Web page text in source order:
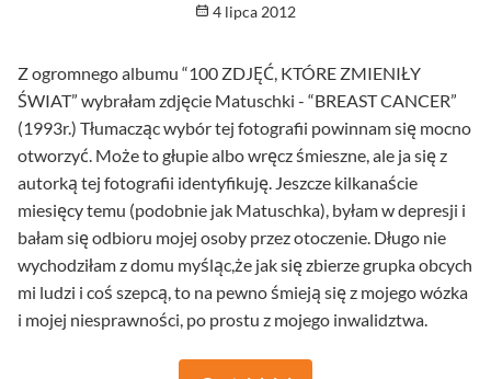
Opublikowano
4 lipca 2012
Z ogromnego albumu “100 ZDJĘĆ, KTÓRE ZMIENIŁY
ŚWIAT” wybrałam zdjęcie Matuschki - “BREAST CANCER”
(1993r.) Tłumacząc wybór tej fotografii powinnam się mocno
otworzyć. Może to głupie albo wręcz śmieszne, ale ja się z
autorką tej fotografii identyfikuję. Jeszcze kilkanaście
miesięcy temu (podobnie jak Matuschka), byłam w depresji i
bałam się odbioru mojej osoby przez otoczenie. Długo nie
wychodziłam z domu myśląc,że jak się zbierze grupka obcych
mi ludzi i coś szepcą, to na pewno śmieją się z mojego wózka
i mojej niesprawności, po prostu z mojego inwalidztwa.